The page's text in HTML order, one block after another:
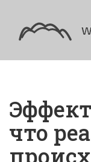
что